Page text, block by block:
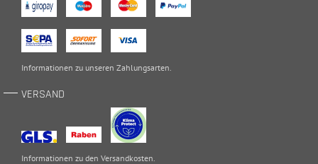
Informationen zu unseren Zahlungsarten
VERSAND
Informationen zu den Versandkosten